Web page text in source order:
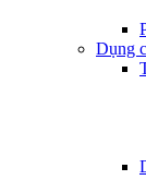
Dụng